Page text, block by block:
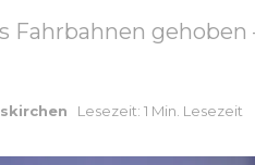
Fahrbahnen gehoben
Lesezeit: 1 Min. Lesezeit